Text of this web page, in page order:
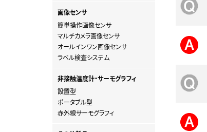
画像センサ
簡単操作画像センサ
マルチカメラ画像センサ
オールインワン画像センサ
ラベル検査システム
非接触温度計・サーモグラフィ
設置型
ポータブル型
赤外線サーモグラフィ